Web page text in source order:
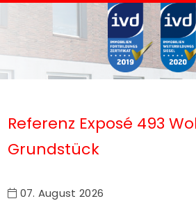
Referenz Exposé 493
Grundstück
07. August 2026